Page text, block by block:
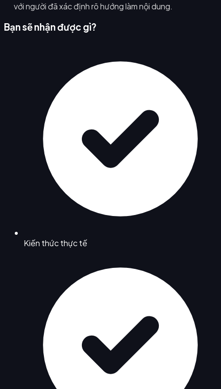
với người đã xác định rõ hướng làm nội dung.
Bạn sẽ nhận được gì?
Kiến thức thực tế